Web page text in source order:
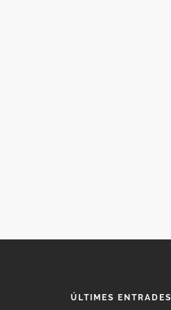
ÚLTIMES ENTRADES